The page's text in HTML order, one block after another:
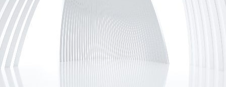
Категория
Новости
Контакты